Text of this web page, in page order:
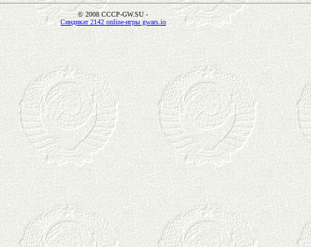
© 2008 CCCP-GW.SU -
Синдикат 2142 online-игры gwars.io